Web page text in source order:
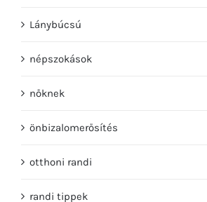
Lánybúcsú
népszokások
nőknek
önbizalomerősítés
otthoni randi
randi tippek